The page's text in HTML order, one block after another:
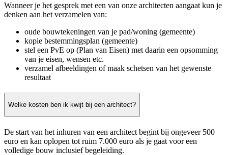
Wanneer je het gesprek met een van onze architecten aangaat kun je
denken aan het verzamelen van:
oude bouwtekeningen van je pad/woning (gemeente)
kopie bestemmingsplan (gemeente)
stel een PvE op (Plan van Eisen) met daarin een opsomming
van je eisen, wensen etc.
verzamel afbeeldingen of maak schetsen van het gewenste
resultaat
Welke kosten ben ik kwijt bij een architect?
De start van het inhuren van een architect begint bij ongeveer 500
euro en kan oplopen tot ruim 7.000 euro als je gaat voor een
volledige bouw inclusief begeleiding.